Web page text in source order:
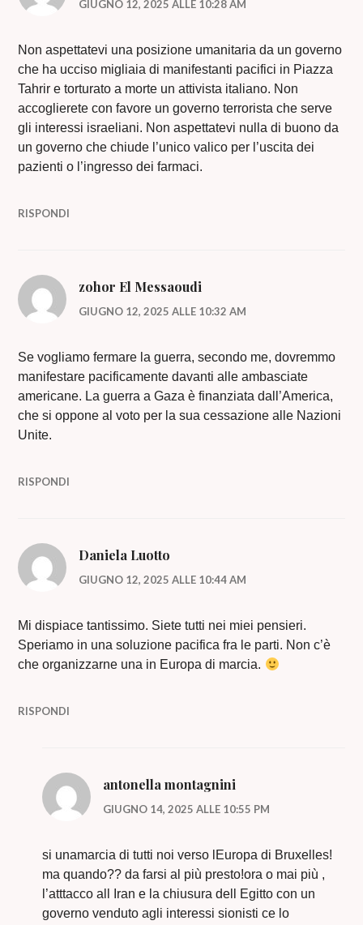
GIUGNO 12, 2025 ALLE 10:28 AM
Non aspettatevi una posizione umanitaria da un governo
che ha ucciso migliaia di manifestanti pacifici in Piazza
Tahrir e torturato a morte un attivista italiano. Non
accoglierete con favore un governo terrorista che serve
gli interessi israeliani. Non aspettatevi nulla di buono da
un governo che chiude l’unico valico per l’uscita dei
pazienti o l’ingresso dei farmaci.
RISPONDI
zohor El Messaoudi
GIUGNO 12, 2025 ALLE 10:32 AM
Se vogliamo fermare la guerra, secondo me, dovremmo
manifestare pacificamente davanti alle ambasciate
americane. La guerra a Gaza è finanziata dall’America,
che si oppone al voto per la sua cessazione alle Nazioni
Unite.
RISPONDI
Daniela Luotto
GIUGNO 12, 2025 ALLE 10:44 AM
Mi dispiace tantissimo. Siete tutti nei miei pensieri.
Speriamo in una soluzione pacifica fra le parti. Non c’è
che organizzarne una in Europa di marcia.
RISPONDI
antonella montagnini
GIUGNO 14, 2025 ALLE 10:55 PM
si unamarcia di tutti noi verso lEuropa di Bruxelles!
ma quando?? da farsi al più presto!ora o mai più ,
l’atttacco all Iran e la chiusura dell Egitto con un
governo venduto agli interessi sionisti ce lo